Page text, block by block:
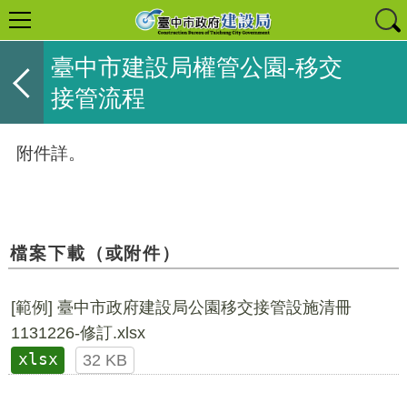
臺中市建設局權管公園-移交
接管流程
附件詳。
檔案下載（或附件）
[範例] 臺中市政府建設局公園移交接管設施清冊
1131226-修訂.xlsx
xlsx
32 KB